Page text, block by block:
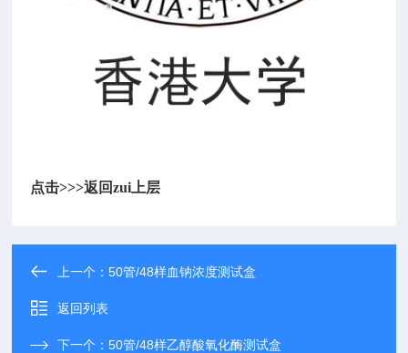
点击>>>返回zui上层
上一个：50管/48样血钠浓度测试盒
返回列表
下一个：50管/48样乙醇酸氧化酶测试盒